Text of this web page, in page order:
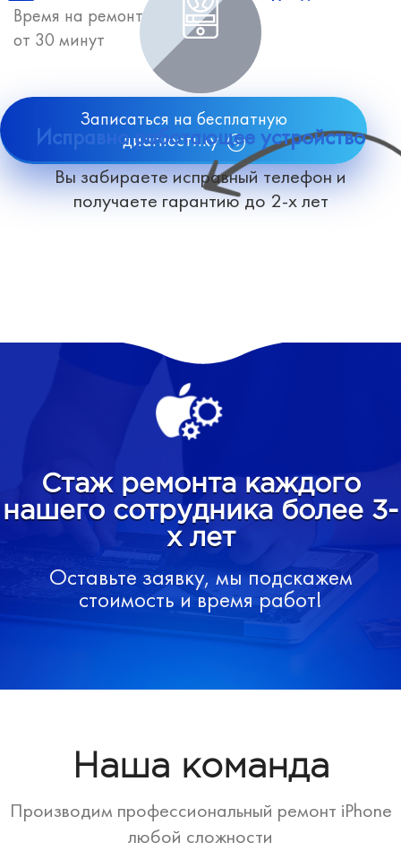
Время на ремонт
от 30 минут
Записаться на бесплатную
диагностику
Исправно работающее устройство
Вы забираете исправный телефон и
получаете гарантию до 2-х лет
Стаж ремонта каждого
нашего сотрудника более 3-
х лет
Оставьте заявку, мы подскажем
стоимость и время работ!
Наша команда
Производим профессиональный ремонт iPhone
любой сложности